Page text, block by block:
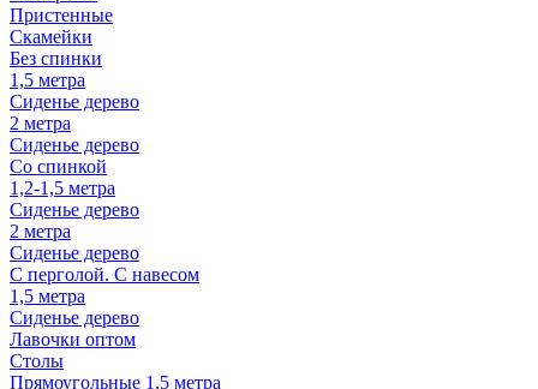
Пристенные
Скамейки
Без спинки
1,5 метра
Сиденье дерево
2 метра
Сиденье дерево
Со спинкой
1,2-1,5 метра
Сиденье дерево
2 метра
Сиденье дерево
С перголой. С навесом
1,5 метра
Сиденье дерево
Лавочки оптом
Столы
Прямоугольные 1,5 метра